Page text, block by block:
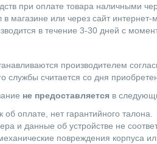
при оплате товара наличными
в магазине или через сайт
в течение 3-30 дней с
производителем
службы считается со дня
не предоставляется в
об оплате, нет гарантийного талона.
и данные об устройстве не
повреждения корпуса